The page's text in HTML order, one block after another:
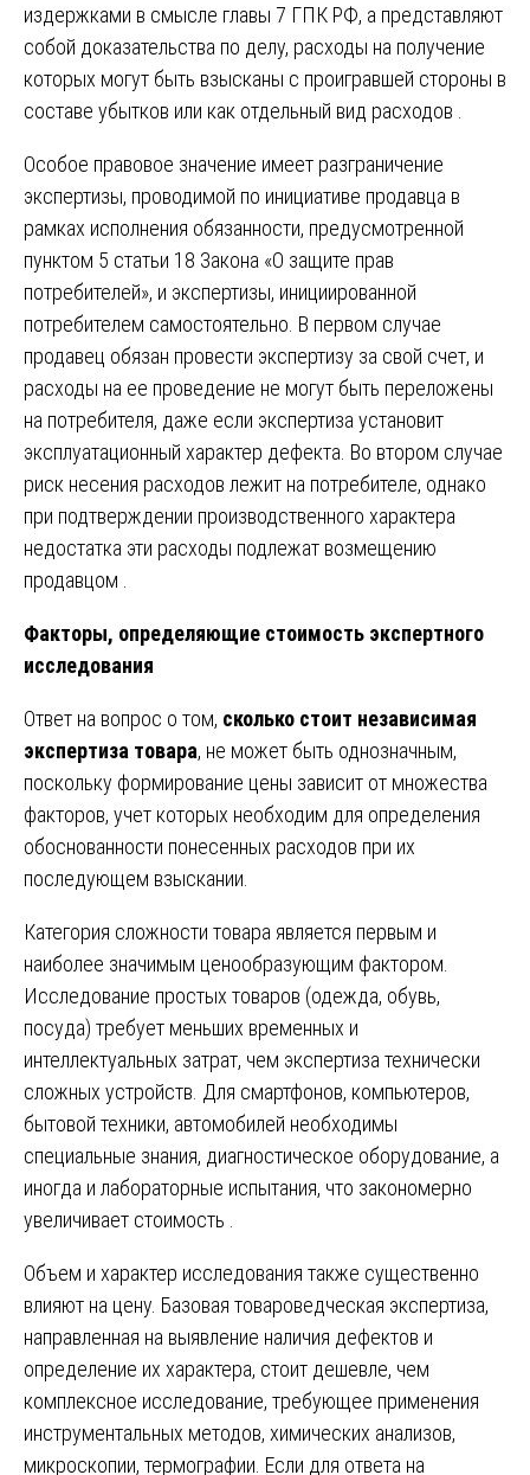
издержками в смысле главы 7 ГПК РФ, а представляют
собой доказательства по делу, расходы на получение
которых могут быть взысканы с проигравшей стороны в
составе убытков или как отдельный вид расходов .
Особое правовое значение имеет разграничение
экспертизы, проводимой по инициативе продавца в
рамках исполнения обязанности, предусмотренной
пунктом 5 статьи 18 Закона «О защите прав
потребителей», и экспертизы, инициированной
потребителем самостоятельно. В первом случае
продавец обязан провести экспертизу за свой счет, и
расходы на ее проведение не могут быть переложены
на потребителя, даже если экспертиза установит
эксплуатационный характер дефекта. Во втором случае
риск несения расходов лежит на потребителе, однако
при подтверждении производственного характера
недостатка эти расходы подлежат возмещению
продавцом .
Факторы, определяющие стоимость экспертного
исследования
Ответ на вопрос о том, сколько стоит независимая
экспертиза товара, не может быть однозначным,
поскольку формирование цены зависит от множества
факторов, учет которых необходим для определения
обоснованности понесенных расходов при их
последующем взыскании.
Категория сложности товара является первым и
наиболее значимым ценообразующим фактором.
Исследование простых товаров (одежда, обувь,
посуда) требует меньших временных и
интеллектуальных затрат, чем экспертиза технически
сложных устройств. Для смартфонов, компьютеров,
бытовой техники, автомобилей необходимы
специальные знания, диагностическое оборудование, а
иногда и лабораторные испытания, что закономерно
увеличивает стоимость .
Объем и характер исследования также существенно
влияют на цену. Базовая товароведческая экспертиза,
направленная на выявление наличия дефектов и
определение их характера, стоит дешевле, чем
комплексное исследование, требующее применения
инструментальных методов, химических анализов,
микроскопии, термографии. Если для ответа на